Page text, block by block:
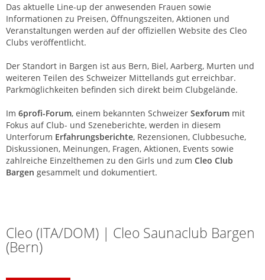
Das aktuelle Line-up der anwesenden Frauen sowie
Informationen zu Preisen, Öffnungszeiten, Aktionen und
Veranstaltungen werden auf der offiziellen Website des Cleo
Clubs veröffentlicht.
Der Standort in Bargen ist aus Bern, Biel, Aarberg, Murten und
weiteren Teilen des Schweizer Mittellands gut erreichbar.
Parkmöglichkeiten befinden sich direkt beim Clubgelände.
Im 6profi-Forum, einem bekannten Schweizer Sexforum mit
Fokus auf Club- und Szeneberichte, werden in diesem
Unterforum Erfahrungsberichte, Rezensionen, Clubbesuche,
Diskussionen, Meinungen, Fragen, Aktionen, Events sowie
zahlreiche Einzelthemen zu den Girls und zum Cleo Club
Bargen gesammelt und dokumentiert.
Cleo (ITA/DOM) | Cleo Saunaclub Bargen
(Bern)